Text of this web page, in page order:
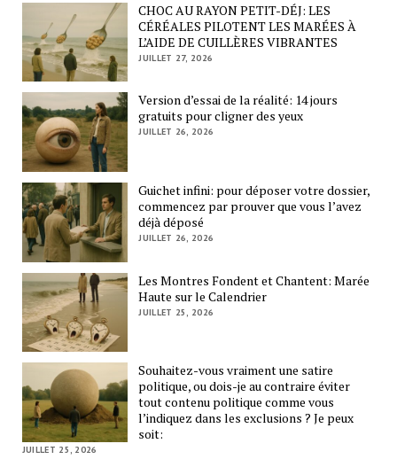
CHOC AU RAYON PETIT-DÉJ: LES
CÉRÉALES PILOTENT LES MARÉES À
L’AIDE DE CUILLÈRES VIBRANTES
JUILLET 27, 2026
Version d’essai de la réalité: 14 jours
gratuits pour cligner des yeux
JUILLET 26, 2026
Guichet infini: pour déposer votre dossier,
commencez par prouver que vous l’avez
déjà déposé
JUILLET 26, 2026
Les Montres Fondent et Chantent: Marée
Haute sur le Calendrier
JUILLET 25, 2026
Souhaitez-vous vraiment une satire
politique, ou dois-je au contraire éviter
tout contenu politique comme vous
l’indiquez dans les exclusions ? Je peux
soit:
JUILLET 25, 2026